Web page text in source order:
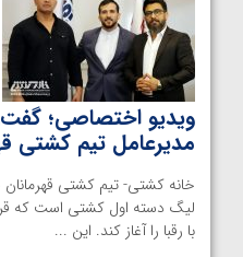
ویدیو اختصاصی؛
مدیرعامل تیم کشتی
با رقبا را آغاز کند. این ...